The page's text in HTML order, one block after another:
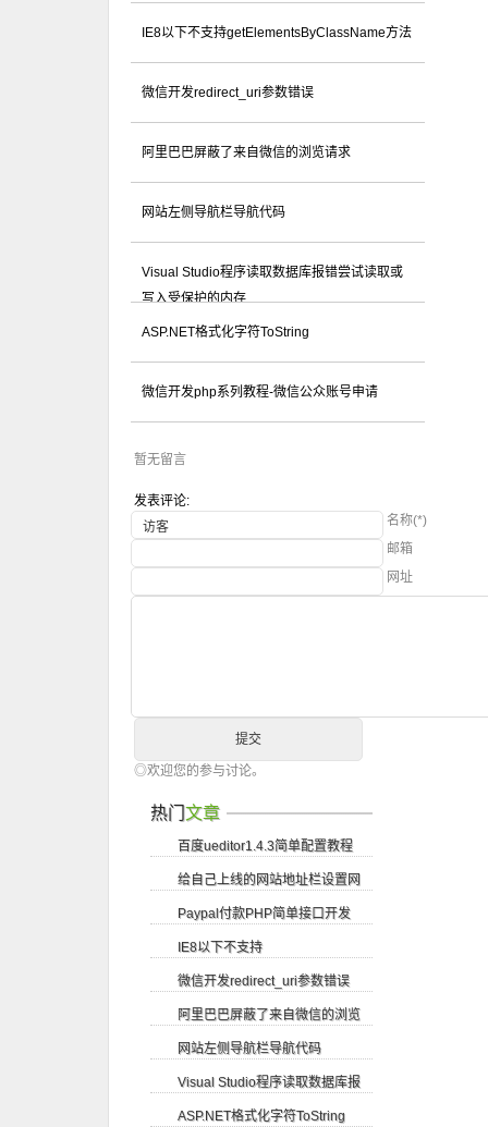
IE8以下不支持getElementsByClassName方法
微信开发redirect_uri参数错误
阿里巴巴屏蔽了来自微信的浏览请求
网站左侧导航栏导航代码
Visual Studio程序读取数据库报错尝试读取或
写入受保护的内存...
ASP.NET格式化字符ToString
微信开发php系列教程-微信公众账号申请
暂无留言
发表评论:
名称(*)
邮箱
网址
◎欢迎您的参与讨论。
热门文章
百度ueditor1.4.3简单配置教程
给自己上线的网站地址栏设置网
站logo图标
Paypal付款PHP简单接口开发
IE8以下不支持
getElementsByClassName方法
微信开发redirect_uri参数错误
阿里巴巴屏蔽了来自微信的浏览
请求
网站左侧导航栏导航代码
Visual Studio程序读取数据库报
错尝试读取或写入受保护的内存...
ASP.NET格式化字符ToString